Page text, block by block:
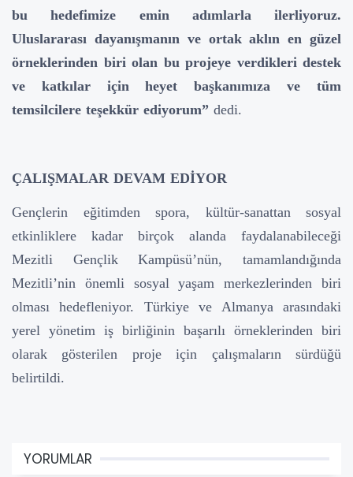
bu hedefimize emin adımlarla ilerliyoruz.
Uluslararası dayanışmanın ve ortak aklın en güzel
örneklerinden biri olan bu projeye verdikleri destek
ve katkılar için heyet başkanımıza ve tüm
temsilcilere teşekkür ediyorum” dedi.
ÇALIŞMALAR DEVAM EDİYOR
Gençlerin eğitimden spora, kültür-sanattan sosyal
etkinliklere kadar birçok alanda faydalanabileceği
Mezitli Gençlik Kampüsü’nün, tamamlandığında
Mezitli’nin önemli sosyal yaşam merkezlerinden biri
olması hedefleniyor. Türkiye ve Almanya arasındaki
yerel yönetim iş birliğinin başarılı örneklerinden biri
olarak gösterilen proje için çalışmaların sürdüğü
belirtildi.
YORUMLAR